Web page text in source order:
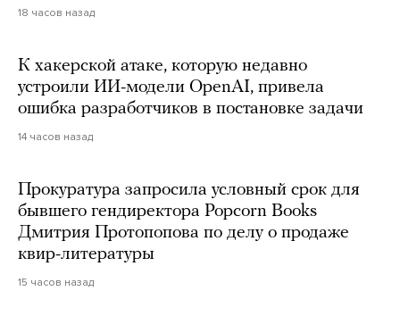
18 часов назад
К хакерской атаке, которую недавно
устроили ИИ-модели OpenAI, привела
ошибка разработчиков в постановке задачи
14 часов назад
Прокуратура запросила условный срок для
бывшего гендиректора Popcorn Books
Дмитрия Протопопова по делу о продаже
квир-литературы
15 часов назад